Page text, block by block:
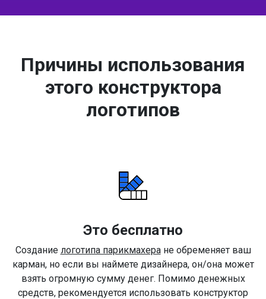
Причины использования
этого конструктора
логотипов
Это бесплатно
Создание логотипа парикмахеране обременяет ваш
карман, но если вы наймете дизайнера, он/она может
взять огромную сумму денег. Помимо денежных
средств, рекомендуется использовать конструктор